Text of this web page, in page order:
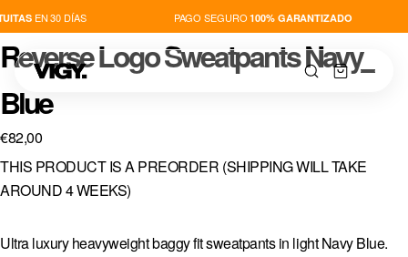
EN 30 DÍAS PAGO SEGURO100% GARANTIZADO
TIENDA
Reverse Logo Sweatpants Navy
Blue
€82,00
THIS PRODUCT IS A PREORDER (SHIPPING WILL TAKE
AROUND 4 WEEKS)
Ultra luxury heavyweight baggy fit sweatpants in light Navy Blue.